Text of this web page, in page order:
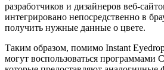
разработчиков и дизайнеров веб-
интегрировано непосредственно в
получить нужные данные о цвете.
Таким образом, помимо Instant
могут воспользоваться программами